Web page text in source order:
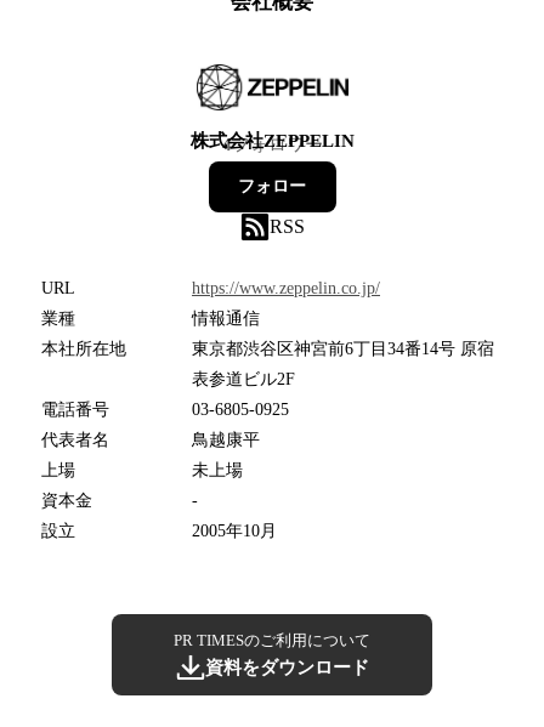
株式会社ZEPPELIN
4フォロワー
フォロー
RSS
URL
https://www.zeppelin.co.jp/
業種
情報通信
本社所在地
東京都渋谷区神宮前6丁目34番14号 原宿
表参道ビル2F
電話番号
03-6805-0925
代表者名
鳥越康平
上場
未上場
資本金
-
設立
2005年10月
PR TIMESのご利用について
資料をダウンロード